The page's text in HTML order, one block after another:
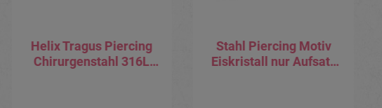
Helix Tragus Piercing
Chirurgenstahl 316L
Stahl Piercing Motiv
Eiskristall nur Aufsatz